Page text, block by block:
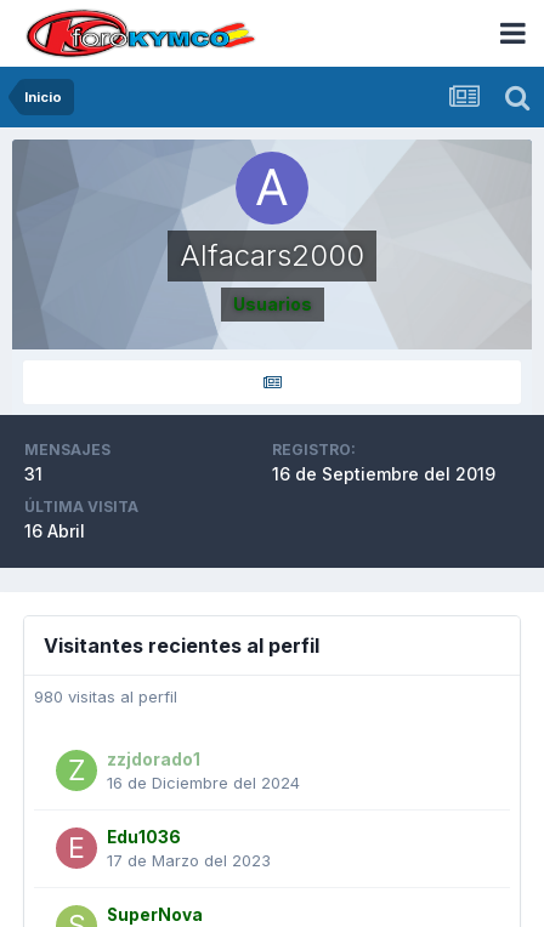
Inicio
Alfacars2000
Usuarios
MENSAJES
31
REGISTRO:
16 de Septiembre del 2019
ÚLTIMA VISITA
16 Abril
Visitantes recientes al perfil
980 visitas al perfil
zzjdorado1
16 de Diciembre del 2024
Edu1036
17 de Marzo del 2023
SuperNova